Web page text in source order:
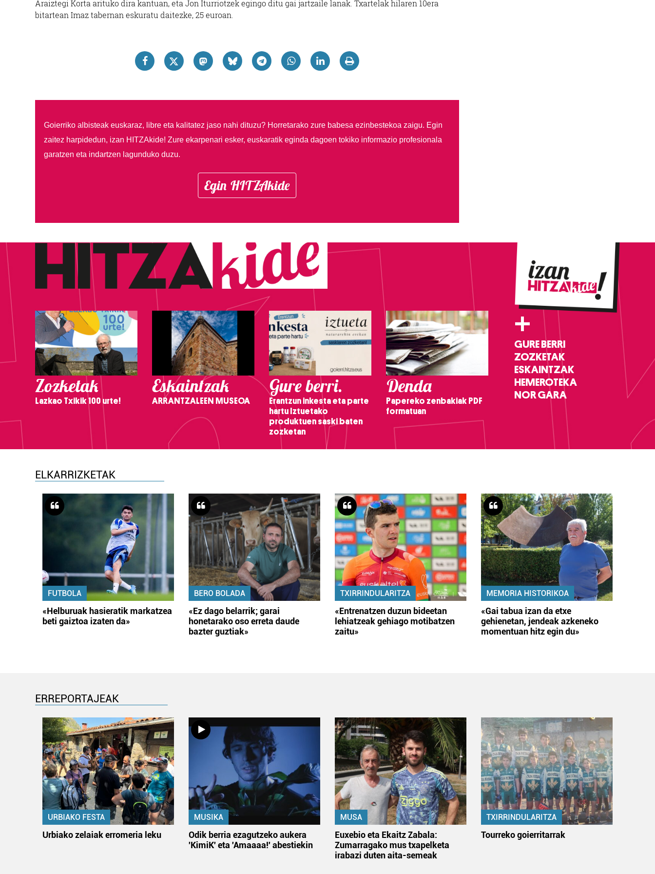
Araiztegi Korta arituko dira kantuan, eta Jon Iturriotzek egingo ditu gai jartzaile lanak. Txartelak hilaren 10era
bitartean Imaz tabernan eskuratu daitezke, 25 euroan.
Goierriko albisteak euskaraz, libre eta kalitatez jaso nahi dituzu? Horretarako zure babesa ezinbestekoa zaigu. Egin
zaitez harpidedun, izan HITZAkide! Zure ekarpenari esker, euskaratik eginda dagoen tokiko informazio profesionala
garatzen eta indartzen lagunduko duzu.
Egin HITZAkide
Zozketak
Lazkao Txikik 100 urte!
Eskaintzak
ARRANTZALEEN MUSEOA
Gure berri.
Erantzun inkesta eta parte
hartu Iztuetako
produktuen saski baten
zozketan
Denda
Papereko zenbakiak PDF
formatuan
+
GURE BERRI
ZOZKETAK
ESKAINTZAK
HEMEROTEKA
NOR GARA
ELKARRIZKETAK
FUTBOLA
«Helburuak hasieratik markatzea
beti gaiztoa izaten da»
BERO BOLADA
«Ez dago belarrik; garai
honetarako oso erreta daude
bazter guztiak»
TXIRRINDULARITZA
«Entrenatzen duzun bideetan
lehiatzeak gehiago motibatzen
zaitu»
MEMORIA HISTORIKOA
«Gai tabua izan da etxe
gehienetan, jendeak azkeneko
momentuan hitz egin du»
ERREPORTAJEAK
URBIAKO FESTA
Urbiako zelaiak erromeria leku
MUSIKA
Odik berria ezagutzeko aukera
'KimiK' eta 'Amaaaa!' abestiekin
MUSA
Euxebio eta Ekaitz Zabala:
Zumarragako mus txapelketa
irabazi duten aita-semeak
TXIRRINDULARITZA
Tourreko goierritarrak